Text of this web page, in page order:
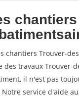
chantiers Trouver-
des travaux Trouver-
il n'est pas
service d'aide